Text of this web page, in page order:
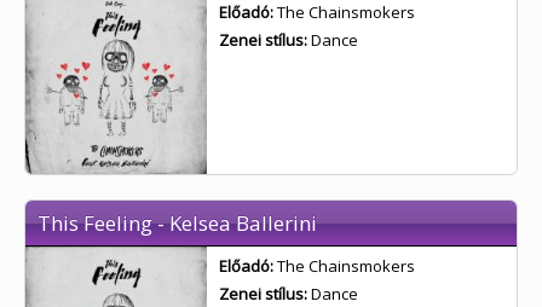
Előadó:The Chainsmokers
Zenei stílus:Dance
This Feeling - Kelsea Ballerini
Előadó:The Chainsmokers
Zenei stílus:Dance